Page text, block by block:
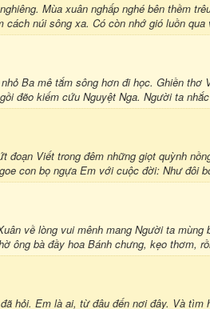
Mùa xuân nghấp nghé bên thềm
cách núi sông xa. Có còn nhớ gió luồn
Ba mê tắm sông hơn đi học. Ghiền
đẽo kiếm cứu Nguyệt Nga. Người ta
đoạn Viết trong đêm những giọt quỳnh
con bọ ngựa Em với cuộc đời: Như đôi
về lòng vui mênh mang Người ta
ông bà đầy hoa Bánh chưng, kẹo thơm,
hỏi. Em là ai, từ đâu đến nơi đây. Và